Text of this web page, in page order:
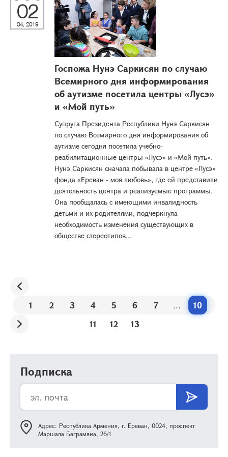
02
04, 2019
Госпожа Нунэ Саркисян по случаю
Всемирного дня информирования
об аутизме посетила центры «Лусэ»
и «Мой путь»
Супруга Президента Республики Нунэ Саркисян
по случаю Всемирного дня информирования об
аутизме сегодня посетила учебно-
реабилитационные центры «Лусэ» и «Мой путь».
Нунэ Саркисян сначала побывала в центре «Лусэ»
фонда «Ереван - моя любовь», где ей представили
деятельность центра и реализуемые программы.
Она пообщалась с имеющими инвалидность
детьми и их родителями, подчеркнула
необходимость изменения существующих в
обществе стереотипов...
1 2 3 4 5 6 7 ...
10
11
12 13
Подписка
Адрес: Республика Армения, г. Ереван, 0024, проспект
Маршала Баграмяна, 26/1